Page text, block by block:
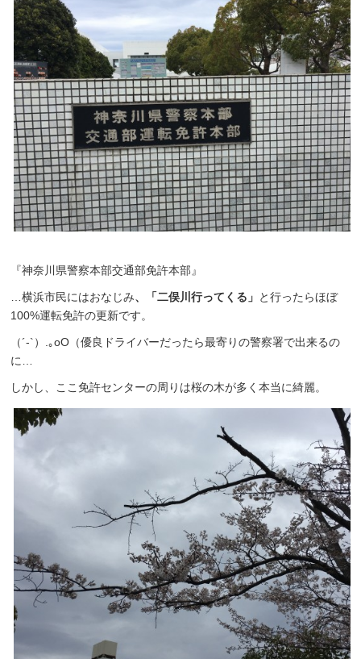
『神奈川県警察本部交通部免許本部』
…横浜市民にはおなじみ、「二俣川行ってくる」 と行ったらほぼ
100%運転免許の更新です。
（´-`）.｡oO（優良ドライバーだったら最寄りの警察署で出来るの
に…
しかし、ここ免許センターの周りは桜の木が多く本当に綺麗。